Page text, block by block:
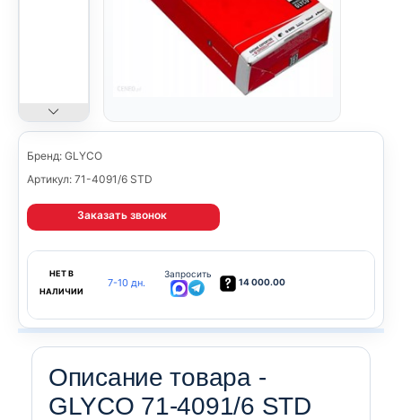
Бренд: GLYCO
Артикул: 71-4091/6 STD
Заказать звонок
НЕТ В
НАЛИЧИИ
7-10 дн.
Запросить
14 000.00
Описание товара -
GLYCO 71-4091/6 STD